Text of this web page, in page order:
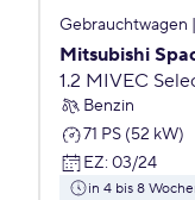
Gebrauchtwagen
Mitsubishi
1.2 MIVEC
Benzin
71 PS (52 kW)
EZ: 03/24
in 4 bis 8